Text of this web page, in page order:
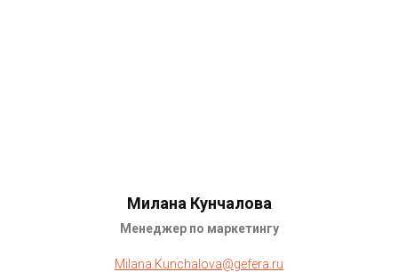
Милана Кунчалова
Менеджер по маркетингу
Milana.Kunchalova@gefera.ru